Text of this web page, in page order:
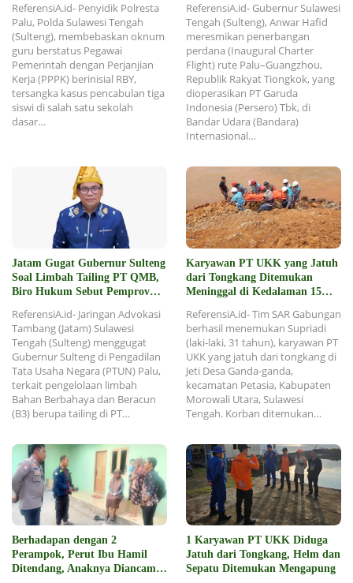
ReferensiA.id- Penyidik Polresta
Palu, Polda Sulawesi Tengah
(Sulteng), membebaskan oknum
guru berstatus Pegawai
Pemerintah dengan Perjanjian
Kerja (PPPK) berinisial RBY,
tersangka kasus pencabulan tiga
siswi di salah satu sekolah
dasar…
ReferensiA.id- Gubernur Sulawesi
Tengah (Sulteng), Anwar Hafid
meresmikan penerbangan
perdana (Inaugural Charter
Flight) rute Palu–Guangzhou,
Republik Rakyat Tiongkok, yang
dioperasikan PT Garuda
Indonesia (Persero) Tbk, di
Bandar Udara (Bandara)
Internasional…
Jatam Gugat Gubernur Sulteng
Soal Limbah Tailing PT QMB,
Biro Hukum Sebut Pemprov
ReferensiA.id- Jaringan Advokasi
Tambang (Jatam) Sulawesi
Tengah (Sulteng) menggugat
Gubernur Sulteng di Pengadilan
Tata Usaha Negara (PTUN) Palu,
terkait pengelolaan limbah
Bahan Berbahaya dan Beracun
(B3) berupa tailing di PT…
Karyawan PT UKK yang Jatuh
dari Tongkang Ditemukan
Meninggal di Kedalaman 15
ReferensiA.id- Tim SAR Gabungan
berhasil menemukan Supriadi
(laki-laki, 31 tahun), karyawan PT
UKK yang jatuh dari tongkang di
Jeti Desa Ganda-ganda,
kecamatan Petasia, Kabupaten
Morowali Utara, Sulawesi
Tengah. Korban ditemukan…
Berhadapan dengan 2
Perampok, Perut Ibu Hamil
Ditendang, Anaknya Diancam
1 Karyawan PT UKK Diduga
Jatuh dari Tongkang, Helm dan
Sepatu Ditemukan Mengapung